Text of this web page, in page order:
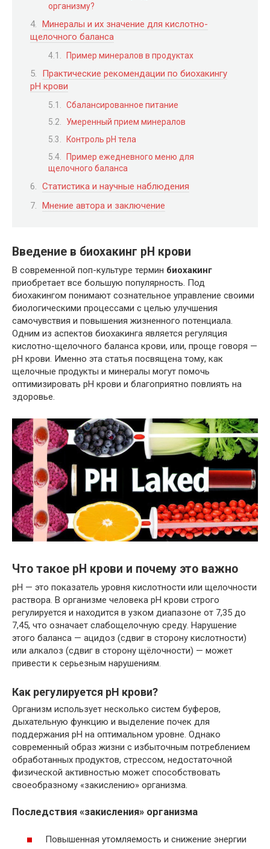
организму?
Минералы и их значение для кислотно-
щелочного баланса
Пример минералов в продуктах
Практические рекомендации по биохакингу
pH крови
Сбалансированное питание
Умеренный прием минералов
Контроль pH тела
Пример ежедневного меню для
щелочного баланса
Статистика и научные наблюдения
Мнение автора и заключение
Введение в биохакинг pH крови
В современной поп-культуре термин биохакинг
приобретает все большую популярность. Под
биохакингом понимают сознательное управление своими
биологическими процессами с целью улучшения
самочувствия и повышения жизненного потенциала.
Одним из аспектов биохакинга является регуляция
кислотно-щелочного баланса крови, или, проще говоря —
pH крови. Именно эта статья посвящена тому, как
щелочные продукты и минералы могут помочь
оптимизировать pH крови и благоприятно повлиять на
здоровье.
Что такое pH крови и почему это важно
pH — это показатель уровня кислотности или щелочности
раствора. В организме человека pH крови строго
регулируется и находится в узком диапазоне от 7,35 до
7,45, что означает слабощелочную среду. Нарушение
этого баланса — ацидоз (сдвиг в сторону кислотности)
или алкалоз (сдвиг в сторону щёлочности) — может
привести к серьезным нарушениям.
Как регулируется pH крови?
Организм использует несколько систем буферов,
дыхательную функцию и выделение почек для
поддержания pH на оптимальном уровне. Однако
современный образ жизни с избыточным потреблением
обработанных продуктов, стрессом, недостаточной
физической активностью может способствовать
своеобразному «закислению» организма.
Последствия «закисления» организма
Повышенная утомляемость и снижение энергии